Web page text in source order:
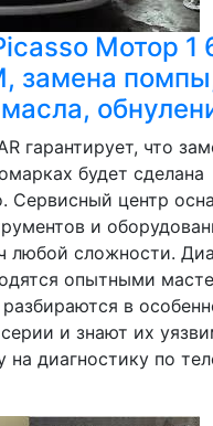
Мотор 1
замена
гарантирует, что
будет сделана
Сервисный центр
и
любой сложности.
опытными
в
и знают их
диагностику по